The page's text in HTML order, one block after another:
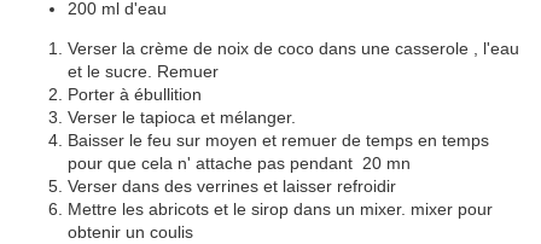
200 ml d'eau
Verser la crème de noix de coco dans une casserole , l'eau
et le sucre. Remuer
Porter à ébullition
Verser le tapioca et mélanger.
Baisser le feu sur moyen et remuer de temps en temps
pour que cela n' attache pas pendant 20 mn
Verser dans des verrines et laisser refroidir
Mettre les abricots et le sirop dans un mixer. mixer pour
obtenir un coulis